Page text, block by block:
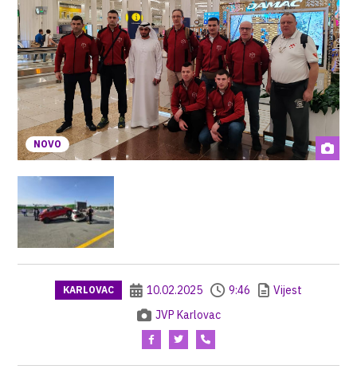
NOVO
KARLOVAC 10.02.2025 9:46
Vijest
JVP Karlovac